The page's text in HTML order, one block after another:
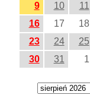
9
10 11
16
17 18
23
24 25
30
31 1